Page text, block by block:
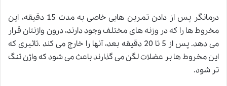
درمانگر پس از دادن تمرین هایی خاصی به مدت 15 دقیقه، این
مخروط ها را که در وزنه های مختلف وجود دارند، درون واژنتان قرار
می دهد. پس از 5 تا 20 دقیقه بعد، آنها را خارج می کند
.تاثیری که
این مخروط ها بر عضلات لگن می گذارند باعث می شود که واژن تنگ
تر شود.